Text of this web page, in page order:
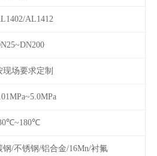
AL1412
现场要求定制
钢/不锈钢/铝合金/16Mn/衬氟